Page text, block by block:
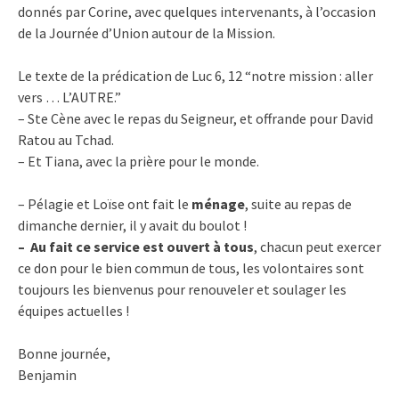
donnés par Corine, avec quelques intervenants, à l’occasion
de la Journée d’Union autour de la Mission.
Le texte de la prédication de Luc 6, 12 “notre mission : aller
vers … L’AUTRE.”
– Ste Cène avec le repas du Seigneur, et offrande pour David
Ratou au Tchad.
– Et Tiana, avec la prière pour le monde.
– Pélagie et Loïse ont fait le ménage, suite au repas de
dimanche dernier, il y avait du boulot !
– Au fait ce service est ouvert à tous, chacun peut exercer
ce don pour le bien commun de tous, les volontaires sont
toujours les bienvenus pour renouveler et soulager les
équipes actuelles !
Bonne journée,
Benjamin